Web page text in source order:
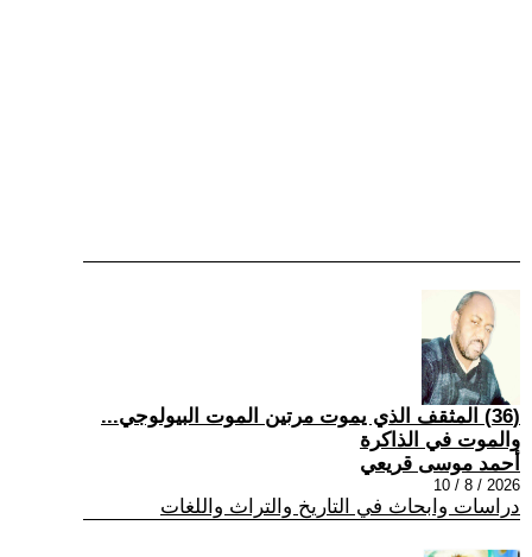
(36) المثقف الذي يموت مرتين الموت البيولوجي...
والموت في الذاكرة
أحمد موسى قريعي
2026 / 8 / 10
دراسات وابحاث في التاريخ والتراث واللغات